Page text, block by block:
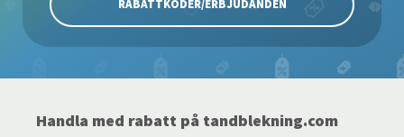
RABATTKODER/ERBJUDANDEN
Handla med rabatt på tandblekning.com